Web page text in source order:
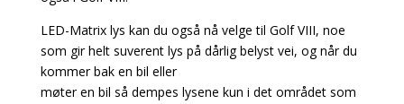
LED-Matrix lys kan du også nå velge til Golf VIII, noe
som gir helt suverent lys på dårlig belyst vei, og når du
kommer bak en bil eller
møter en bil så dempes lysene kun i det området som